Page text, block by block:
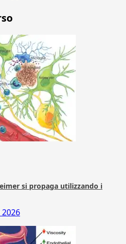
si propaga utilizzando i